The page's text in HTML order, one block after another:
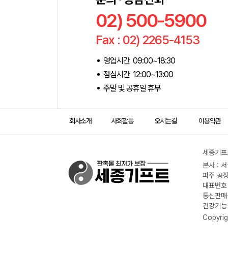
02) 500-5900
Fax : 02) 2265-4153
영업시간 09:00~18:30
점심시간 12:00~13:00
주말 및 공휴일 휴무
회사소개 사회활동 오시는길 이용약관
세종기
본사 :
파주 공
대표번
통신판
건강기